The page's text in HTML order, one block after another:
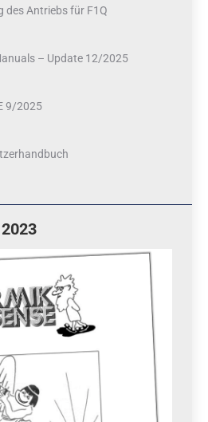
des Antriebs für F1Q
– Update 12/2025
9/2025